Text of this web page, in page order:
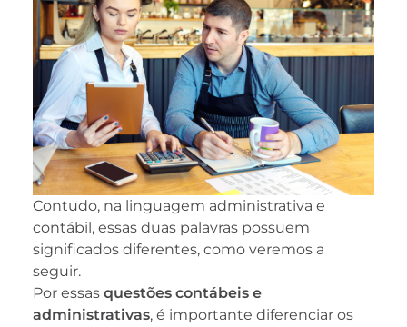
Contudo, na linguagem administrativa e
contábil, essas duas palavras possuem
significados diferentes, como veremos a
seguir.
Por essas questões contábeis e
administrativas, é importante diferenciar os